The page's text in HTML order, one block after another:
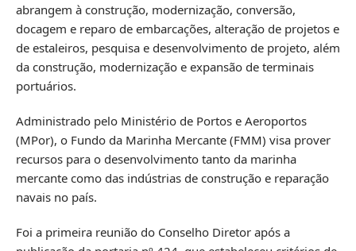
abrangem à construção, modernização, conversão,
docagem e reparo de embarcações, alteração de projetos e
de estaleiros, pesquisa e desenvolvimento de projeto, além
da construção, modernização e expansão de terminais
portuários.
Administrado pelo Ministério de Portos e Aeroportos
(MPor), o Fundo da Marinha Mercante (FMM) visa prover
recursos para o desenvolvimento tanto da marinha
mercante como das indústrias de construção e reparação
navais no país.
Foi a primeira reunião do Conselho Diretor após a